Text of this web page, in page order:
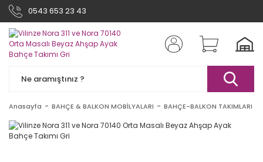
0543 653 23 43
Anasayfa BAHÇE & BALKON MOBİLYALARI BAHÇE-BALKON TAKIMLARI